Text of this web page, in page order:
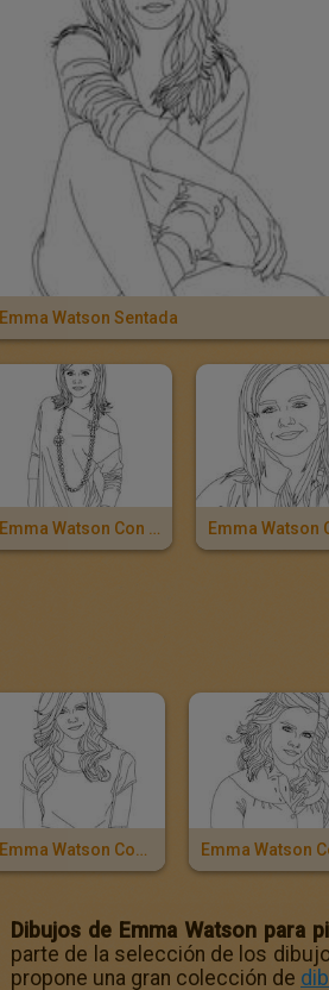
Emma Watson Sentada
Emma Watson Con Mini Flada
Emma Watson Con Camiseta De Mangas Cortas
Dibujos de Emma Watson para
parte de la selección de los
propone una gran colección de